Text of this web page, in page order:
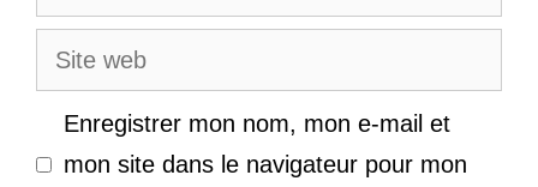
mail
Site
web
Enregistrer mon nom, mon e-mail et
mon site dans le navigateur pour mon